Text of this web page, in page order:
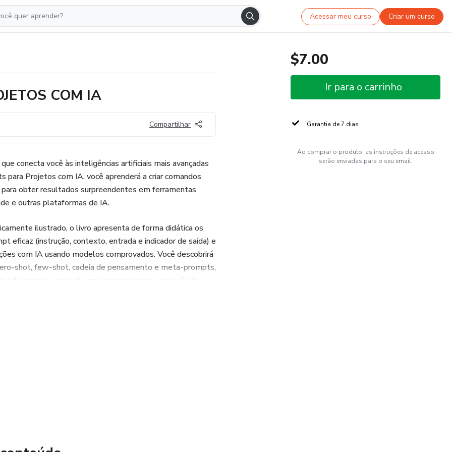
Acessar meu curso Criar um curso
COM IA
Compartilhar
conecta você às inteligências artificiais mais avançadas
para Projetos com IA, você aprenderá a criar comandos
obter resultados surpreendentes em ferramentas
e outras plataformas de IA.
ilustrado, o livro apresenta de forma didática os
eficaz (instrução, contexto, entrada e indicador de saída) e
com IA usando modelos comprovados. Você descobrirá
few‑shot, cadeia de pensamento e meta‑prompts,
quando usar cada um para maximizar a precisão das
$7.00
Ir para o carrinho
Garantia de 7 dias
Ao comprar o produto, as instruções de acesso
serão enviadas para o seu email.